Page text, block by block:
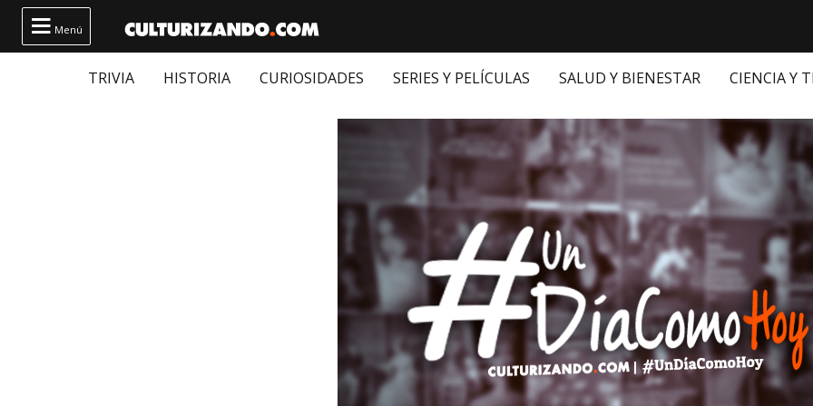
 Menú
TRIVIA HISTORIA CURIOSIDADES SERIES Y PELÍCULAS SALUD Y BIENESTAR CIENCIA Y